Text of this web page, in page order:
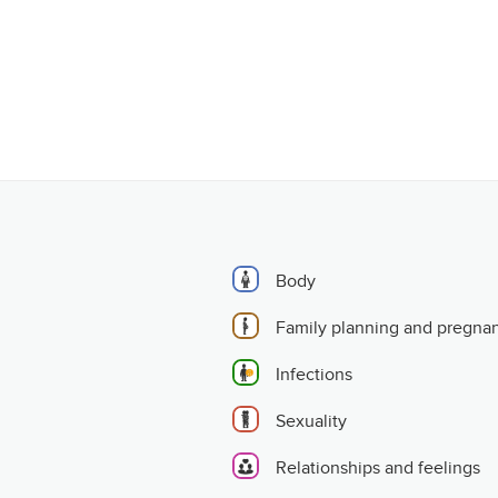
Body
Family planning and
Infections
Sexuality
Relationships and feelings